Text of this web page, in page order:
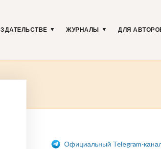
ЖУРНАЛЫ ДЛЯ
Официальный Telegram-